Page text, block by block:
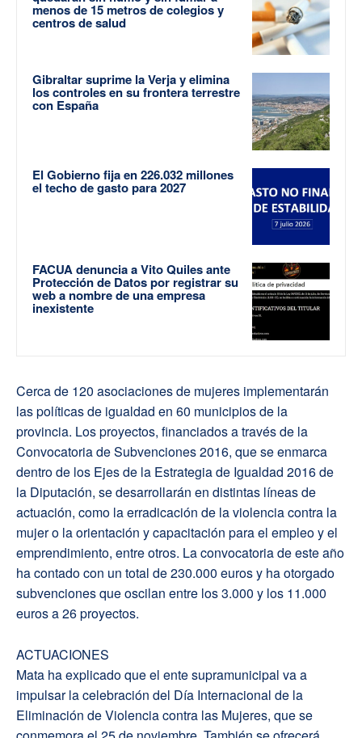
menos de 15 metros de colegios y
centros de salud
Gibraltar suprime la Verja y elimina
los controles en su frontera terrestre
con España
El Gobierno fija en 226.032 millones
el techo de gasto para 2027
FACUA denuncia a Vito Quiles ante
Protección de Datos por registrar su
web a nombre de una empresa
inexistente
Cerca de 120 asociaciones de mujeres implementarán
las políticas de igualdad en 60 municipios de la
provincia. Los proyectos, financiados a través de la
Convocatoria de Subvenciones 2016, que se enmarca
dentro de los Ejes de la Estrategia de Igualdad 2016 de
la Diputación, se desarrollarán en distintas líneas de
actuación, como la erradicación de la violencia contra la
mujer o la orientación y capacitación para el empleo y el
emprendimiento, entre otros. La convocatoria de este año
ha contado con un total de 230.000 euros y ha otorgado
subvenciones que oscilan entre los 3.000 y los 11.000
euros a 26 proyectos.
ACTUACIONES
Mata ha explicado que el ente supramunicipal va a
impulsar la celebración del Día Internacional de la
Eliminación de Violencia contra las Mujeres, que se